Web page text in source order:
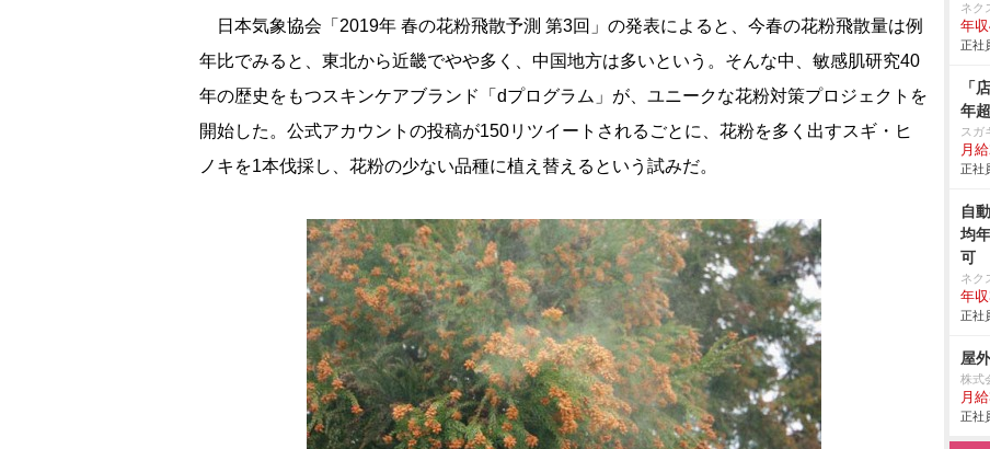
日本気象協会「2019年 春の花粉飛散予測 第3回」の発表によると、今春の花粉飛散量は例
年比でみると、東北から近畿でやや多く、中国地方は多いという。そんな中、敏感肌研究40
年の歴史をもつスキンケアブランド「dプログラム」が、ユニークな花粉対策プロジェクトを
開始した。公式アカウントの投稿が150リツイートされるごとに、花粉を多く出すスギ・ヒ
ノキを1本伐採し、花粉の少ない品種に植え替えるという試みだ。
ネク
年
正社
「
年超
スガ
月
正社
自
均
可
ネク
年
正社
屋
株式
月
正社